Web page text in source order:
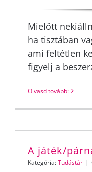
Mielőtt
ha tisztában
ami feltétlen
figyelj a
Olvasd tovább:
A játék/
Kategória:Tudástár |